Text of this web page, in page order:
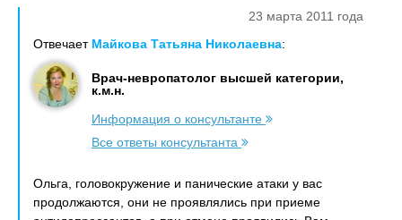
23 марта 2011 года
Отвечает Майкова Татьяна Николаевна:
Врач-невропатолог высшей категории,
к.м.н.
Информация о консультанте
Все ответы консультанта
Ольга, головокружение и панические атаки у вас
продолжаются, они не проявлялись при приеме